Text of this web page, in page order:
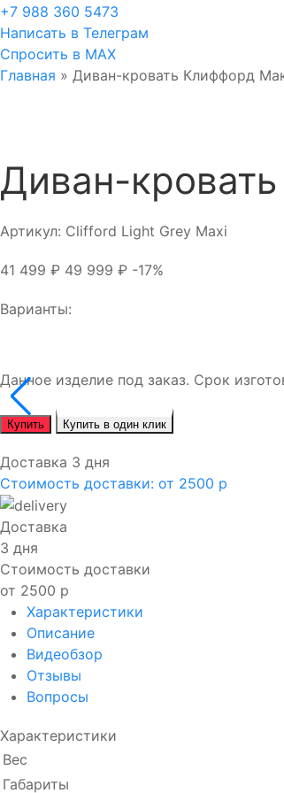
+7 988 360 5473
Написать в Телеграм
Спросить в MAX
Главная » Диван-кровать Клиффорд
Диван-
Артикул: Clifford Light Grey Maxi
41 499 ₽ 49 999 ₽ -17%
Варианты:
Данное изделие под заказ. Срок
Купить Купить в один клик
Доставка 3 дня
Стоимость доставки: от 2500 р
Доставка
3 дня
Стоимость доставки
от 2500 р
Характеристики
Описание
Видеобзор
Отзывы
Вопросы
Характеристики
Вес
Габариты